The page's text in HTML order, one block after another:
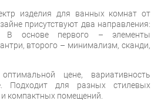
изделия для ванных комнат от
присутствуют два направления:
В основе первого – элементы
второго – минимализм, сканди,
цене, вариативность
Подходит для разных стилевых
компактных помещений.